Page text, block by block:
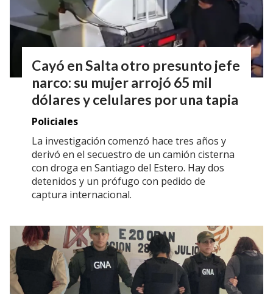
Cayó en Salta otro presunto jefe
narco: su mujer arrojó 65 mil
dólares y celulares por una tapia
Policiales
La investigación comenzó hace tres años y
derivó en el secuestro de un camión cisterna
con droga en Santiago del Estero. Hay dos
detenidos y un prófugo con pedido de
captura internacional.